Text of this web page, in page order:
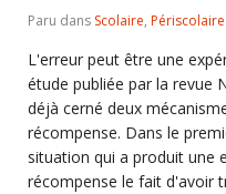
Paru dans Scolaire, Périscolaire
L'erreur peut être une
étude publiée par la revue
déjà cerné deux
récompense. Dans le
situation qui a produit une
récompense le fait d'avoir